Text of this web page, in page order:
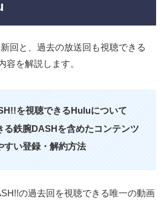
回と、過去の放送回も視聴できる
容を解説します。
を視聴できるHuluについて
る鉄腕DASHを含めたコンテンツ
すい登録・解約方法
の過去回を視聴できる唯一の動画